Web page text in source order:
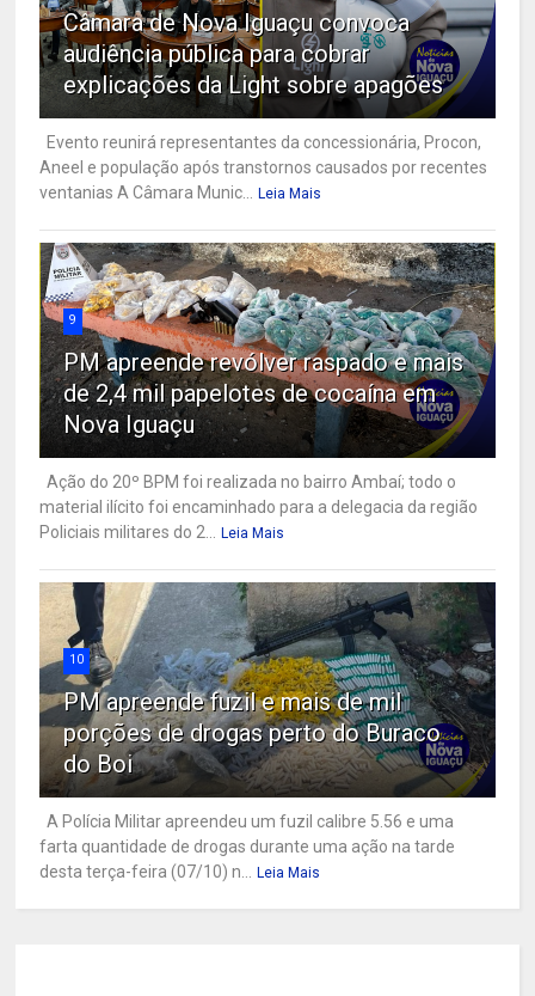
Câmara de Nova Iguaçu convoca
audiência pública para cobrar
explicações da Light sobre apagões
Evento reunirá representantes da concessionária, Procon,
Aneel e população após transtornos causados por recentes
ventanias A Câmara Munic... Leia Mais
9
PM apreende revólver raspado e mais
de 2,4 mil papelotes de cocaína em
Nova Iguaçu
Ação do 20º BPM foi realizada no bairro Ambaí; todo o
material ilícito foi encaminhado para a delegacia da região
Policiais militares do 2... Leia Mais
10
PM apreende fuzil e mais de mil
porções de drogas perto do Buraco
do Boi
A Polícia Militar apreendeu um fuzil calibre 5.56 e uma
farta quantidade de drogas durante uma ação na tarde
desta terça-feira (07/10) n... Leia Mais